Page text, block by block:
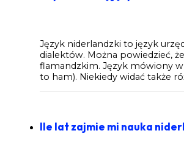
Język niderlandzki to język
dialektów. Można powiedzieć,
flamandzkim. Język mówiony
to ham). Niekiedy widać także
Ile lat zajmie mi nauka